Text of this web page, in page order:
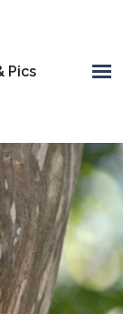
Pics